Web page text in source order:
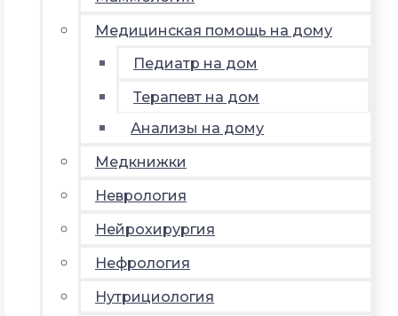
Медицинская помощь на дому
Педиатр на дом
Терапевт на дом
Анализы на дому
Медкнижки
Неврология
Нейрохирургия
Нефрология
Нутрициология